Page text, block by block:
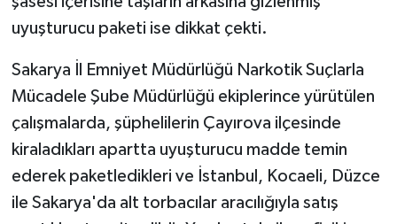
uyuşturucu paketi ise dikkat çekti.
Sakarya İl Emniyet Müdürlüğü Narkotik Suçlarla
Mücadele Şube Müdürlüğü ekiplerince yürütülen
çalışmalarda, şüphelilerin Çayırova ilçesinde
kiraladıkları apartta uyuşturucu madde temin
ederek paketledikleri ve İstanbul, Kocaeli, Düzce
ile Sakarya'da alt torbacılar aracılığıyla satış
KÜLTÜR SANAT
MAGAZİN
Otomobil